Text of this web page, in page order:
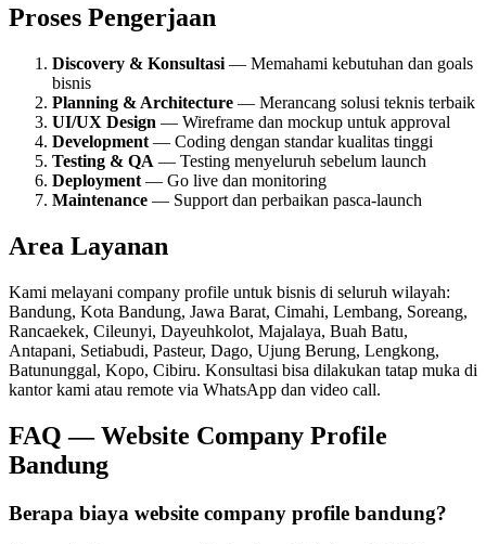
Proses Pengerjaan
Discovery & Konsultasi — Memahami kebutuhan dan goals
bisnis
Planning & Architecture — Merancang solusi teknis terbaik
UI/UX Design — Wireframe dan mockup untuk approval
Development — Coding dengan standar kualitas tinggi
Testing & QA — Testing menyeluruh sebelum launch
Deployment — Go live dan monitoring
Maintenance — Support dan perbaikan pasca-launch
Area Layanan
Kami melayani company profile untuk bisnis di seluruh wilayah:
Bandung, Kota Bandung, Jawa Barat, Cimahi, Lembang, Soreang,
Rancaekek, Cileunyi, Dayeuhkolot, Majalaya, Buah Batu,
Antapani, Setiabudi, Pasteur, Dago, Ujung Berung, Lengkong,
Batununggal, Kopo, Cibiru. Konsultasi bisa dilakukan tatap muka di
kantor kami atau remote via WhatsApp dan video call.
FAQ —Website Company Profile
Bandung
Berapa biaya website company profile bandung?